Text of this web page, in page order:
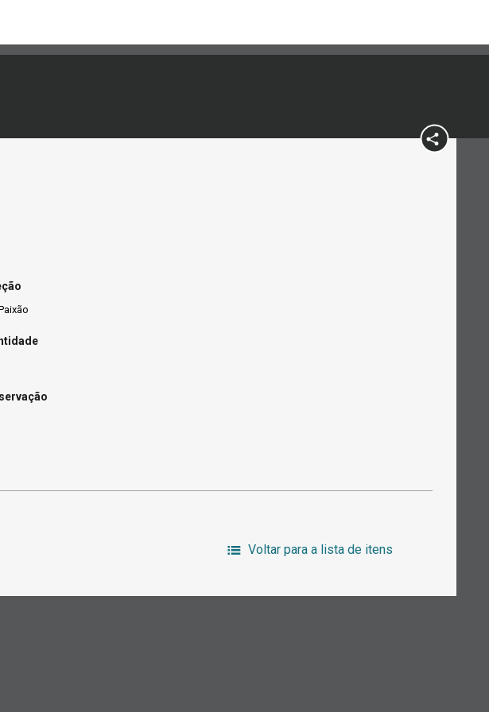
Voltar para a lista de itens